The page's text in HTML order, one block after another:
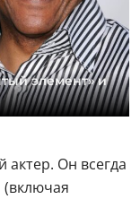
элемент» и
Он всегда
(включая